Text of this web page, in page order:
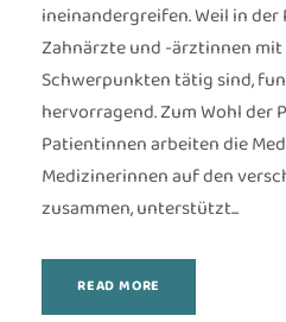
ineinandergreifen. Weil in
Zahnärzte und -ärztinnen
Schwerpunkten tätig sind,
hervorragend. Zum Wohl der
Patientinnen arbeiten die
Medizinerinnen auf den
zusammen, unterstützt...
READ MORE